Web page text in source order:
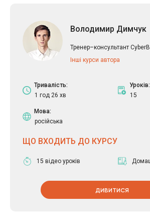
Володимир Димчук
Тренер–консультант
Інші курси автора
Тривалість:
1 год 26 хв
Уроків:
15
Мова:
російська
ЩО ВХОДИТЬ ДО КУРСУ
15 відео уроків
ДИВИТИСЯ